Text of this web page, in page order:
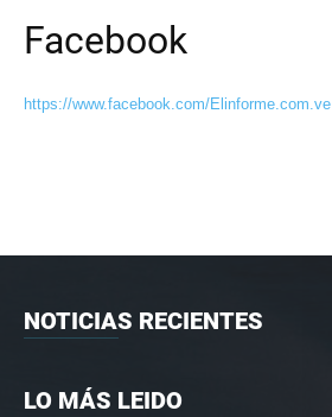
Facebook
https://www.facebook.com/Elinforme.com.ve
NOTICIAS RECIENTES
LO MÁS LEIDO